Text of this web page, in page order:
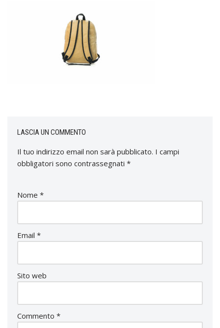
LASCIA UN COMMENTO
Il tuo indirizzo email non sarà pubblicato. I campi
obbligatori sono contrassegnati *
Nome *
Email *
Sito web
Commento *